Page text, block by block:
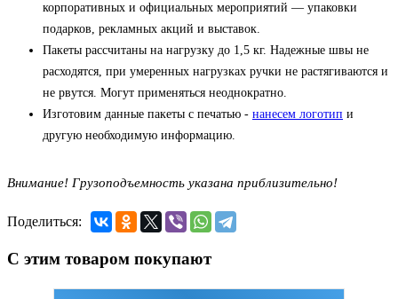
корпоративных и официальных мероприятий — упаковки
подарков, рекламных акций и выставок.
Пакеты рассчитаны на нагрузку до 1,5 кг. Надежные швы не
расходятся, при умеренных нагрузках ручки не растягиваются и
не рвутся. Могут применяться неоднократно.
Изготовим данные пакеты с печатью - нанесем логотип и
другую необходимую информацию.
Внимание! Грузоподъемность указана приблизительно!
Поделиться:
С этим товаром покупают